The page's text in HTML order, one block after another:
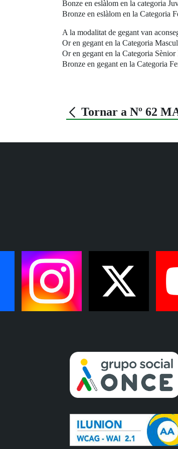
Bonze en eslàlom en la categoria
Bronze en eslàlom en la Categoria
A la modalitat de gegant van
Or en gegant en la Categoria
Or en gegant en la Categoria
Bronze en gegant en la Categoria
Tornar a Nº 62